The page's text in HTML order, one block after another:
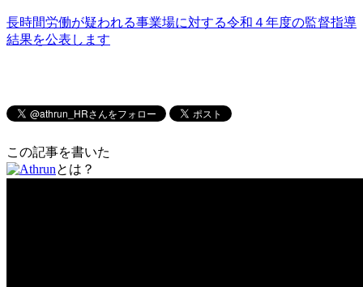
長時間労働が疑われる事業場に対する令和４年度の監督指導
結果を公表します
この記事を書いた
とは？